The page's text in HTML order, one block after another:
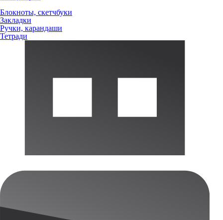
Блокноты, скетчбуки
Закладки
Ручки, карандаши
Тетради